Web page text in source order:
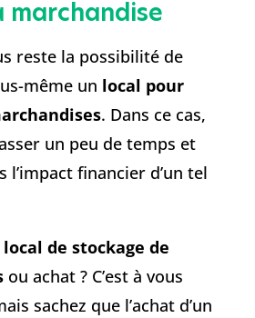
marchandise
reste la possibilité de
même un local pour
. Dans ce cas,
un peu de temps et
l’impact financier d’un tel
de stockage de
ou achat ? C’est à vous
sachez que l’achat d’un